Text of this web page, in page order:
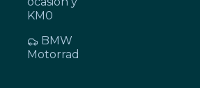
KM0
BMW
Motorrad